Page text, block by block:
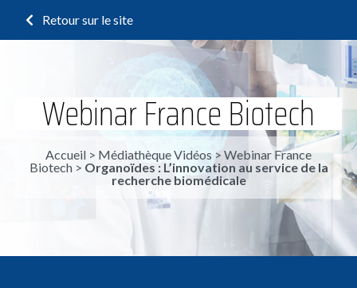
Retour sur le site
Webinar France Biotech
Accueil > Médiathèque Vidéos > Webinar France
Biotech> Organoïdes : L’innovation au service de la
recherche biomédicale